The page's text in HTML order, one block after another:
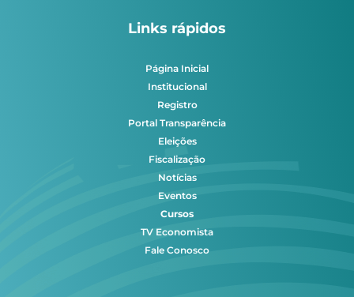
Links rápidos
Página Inicial
Institucional
Registro
Portal Transparência
Eleições
Fiscalização
Notícias
Eventos
Cursos
TV Economista
Fale Conosco